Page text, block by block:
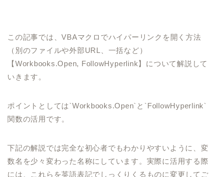
この記事では、VBAマクロでハイパーリンクを開く方法
（別のファイルや外部URL、一括など）
【Workbooks.Open, FollowHyperlink】について解説して
いきます。
ポイントとしては`Workbooks.Open`と`FollowHyperlink`
関数の活用です。
下記の解説では完全な初心者でもわかりやすいように、変
数名を少々変わった名称にしています。実際に活用する際
には、これらを英語表記でしっくりくるものに変更してご